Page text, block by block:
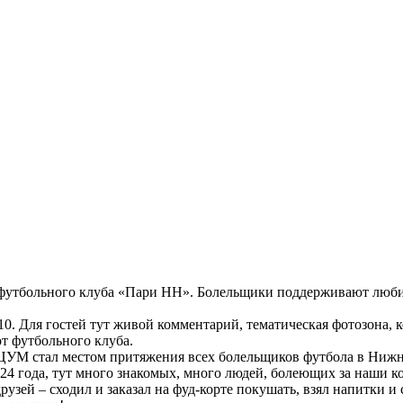
клуба «Пари НН». Болельщики поддерживают
Для гостей тут живой комментарий, тематическая
футбольного клуба.
стал местом притяжения всех болельщиков футбола в
тут много знакомых, много людей, болеющих за наши
– сходил и заказал на фуд-корте покушать, взял напитки